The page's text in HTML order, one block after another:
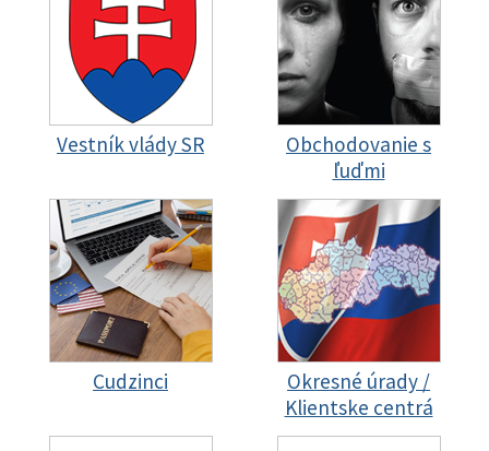
Vestník vlády SR
Obchodovanie s
ľuďmi
Cudzinci
Okresné úrady /
Klientske centrá